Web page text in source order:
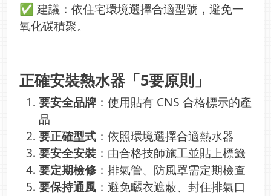
✅ 建議：依住宅環境選擇合適型號，避免一
氧化碳積聚。
正確安裝熱水器「5要原則」
要安全品牌 ：使用貼有 CNS 合格標示的產
品
要正確型式 ：依照環境選擇合適熱水器
要安全安裝 ：由合格技師施工並貼上標籤
要定期檢修 ：排氣管、防風罩需定期檢查
要保持通風 ：避免曬衣遮蔽、封住排氣口